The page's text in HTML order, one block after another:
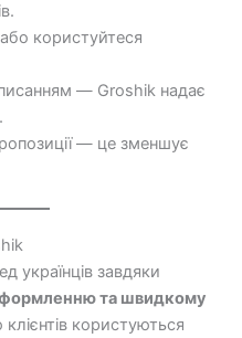
користуйтеся
— Groshik надає
— це зменшує
українців завдяки
та швидкому
клієнтів користуються